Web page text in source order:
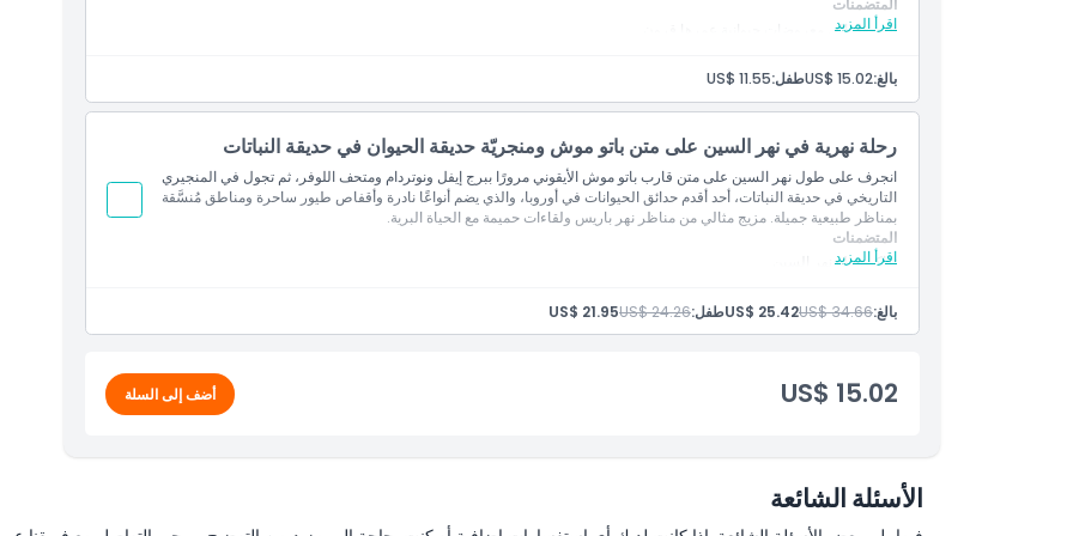
ما يجب معرفته
الموقع
كيفية الوصول إلى هناك
كيفية الاسترداد
سياسة الإلغاء
اقرأ المزيد
المتضمنات
الوصول إلى معروضات حيوانية عمرها قرون
جلسات مثرية يقودها القائمون على رعاية الحياة البرية والمدربون
التنزه عبر مسارات الحديقة المظللة والحظائر الهادئة
مثالي للعقول الصغيرة الفضولية والنزهات الهادئة في عطلات نهاية الأسبوع
بالغ:US$ 15.02طفل:US$ 11.55
رحلة نهرية في نهر السين على متن باتو موش ومنجريّة حديقة الحيوان في حديقة النباتات
انجرف على طول نهر السين على متن قارب باتو موش الأيقوني مرورًا ببرج إيفل ونوتردام ومتحف اللوفر، ثم تجول في المنجيري
التاريخي في حديقة النباتات، أحد أقدم حدائق الحيوانات في أوروبا، والذي يضم أنواعًا نادرة وأقفاص طيور ساحرة ومناطق مُنسَّقة
بمناظر طبيعية جميلة. مزيج مثالي من مناظر نهر باريس ولقاءات حميمة مع الحياة البرية.
اقرأ المزيد
المتضمنات
تذاكر رحلة نهر السين
خيارات مواعيد مرنة
تجربة مناسبة للعائلات
بالغ:US$ 34.66
US$ 25.42طفل:US$ 24.26
US$ 21.95
US$ 15.02 أضف إلى السلة
الأسئلة الشائعة